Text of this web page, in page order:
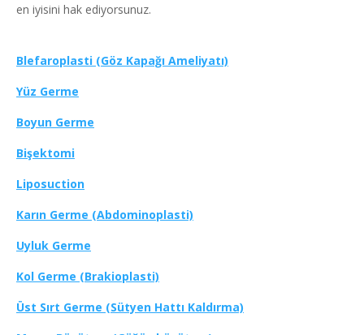
en iyisini hak ediyorsunuz.
Blefaroplasti (Göz Kapağı Ameliyatı)
Yüz Germe
Boyun Germe
Bişektomi
Liposuction
Karın Germe (Abdominoplasti)
Uyluk Germe
Kol Germe (Brakioplasti)
Üst Sırt Germe (Sütyen Hattı Kaldırma)